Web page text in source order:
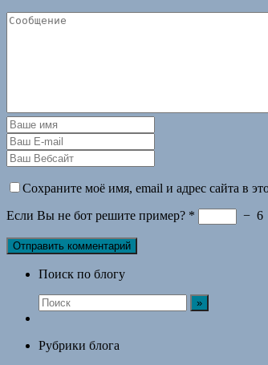
Сохраните моё имя, email и адрес сайта в
Если Вы не бот решите пример? * − 6
Поиск по блогу
Рубрики блога